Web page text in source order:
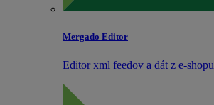
Mergado Editor
Editor xml feedov a dát z e‑shopu